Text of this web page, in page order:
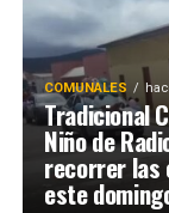
COMUNALES
Tradicional
Niño de
recorrer las
este